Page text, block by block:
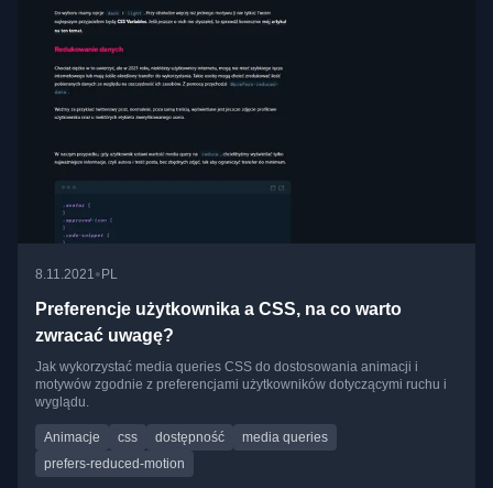
8.11.2021• PL
Preferencje użytkownika a CSS, na co warto
zwracać uwagę?
Jak wykorzystać media queries CSS do dostosowania animacji i
motywów zgodnie z preferencjami użytkowników dotyczącymi ruchu i
wyglądu.
Animacje css dostępność
media queries
prefers-reduced-motion